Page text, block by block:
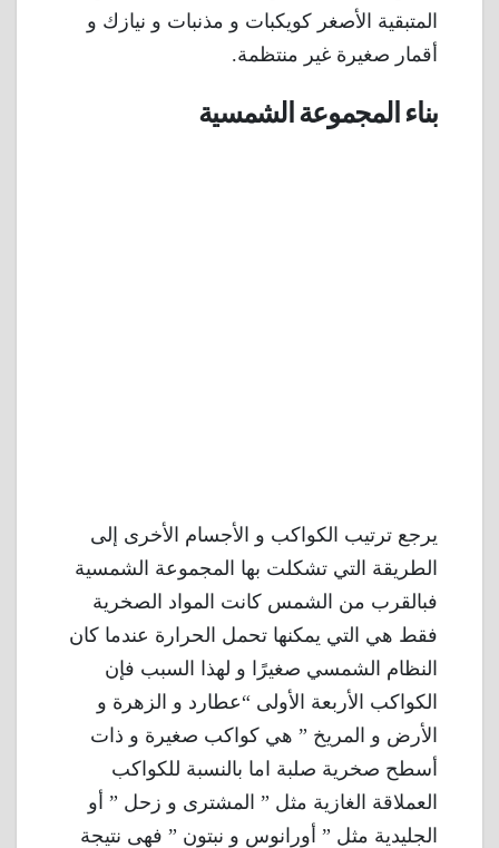
المتبقية الأصغر كويكبات و مذنبات و نيازك و
أقمار صغيرة غير منتظمة.
بناء المجموعة الشمسية
يرجع ترتيب الكواكب و الأجسام الأخرى إلى
الطريقة التي تشكلت بها المجموعة الشمسية
فبالقرب من الشمس كانت المواد الصخرية
فقط هي التي يمكنها تحمل الحرارة عندما كان
النظام الشمسي صغيرًا و لهذا السبب فإن
الكواكب الأربعة الأولى “عطارد و الزهرة و
الأرض و المريخ ” هي كواكب صغيرة و ذات
أسطح صخرية صلبة اما بالنسبة للكواكب
العملاقة الغازية مثل ” المشترى و زحل ” أو
الجليدية مثل ” أورانوس و نبتون ” فهى نتيجة